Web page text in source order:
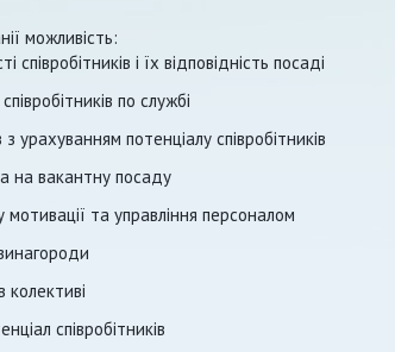
можливість:
і їх відповідність посаді
по службі
урахуванням потенціалу співробітників
на вакантну посаду
та управління персоналом
колективі
співробітників